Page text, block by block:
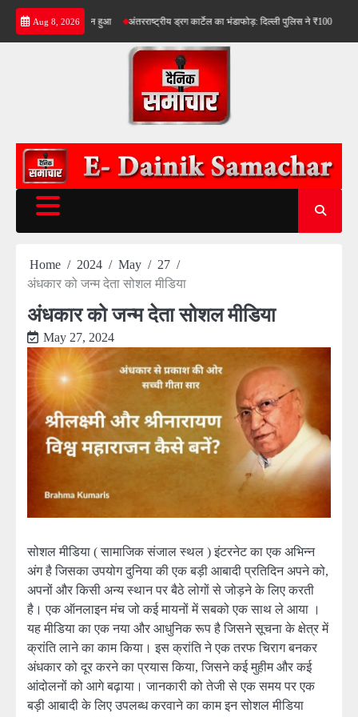
Skip
content
Aug 8, 2026
धूम धाम से आयोजन हुआ अंतरराष्ट्रीय ड्रग कार्टेल का भंडाफोड़: दिल्ली पुलिस ने ₹100 करोड़ की ड्रग्स
Home 2024 May
27
अंधकार को जन्म देता सोशल मीडिया
अंधकार को जन्म देता सोशल मीडिया
May 27, 2024
सोशल मीडिया ( सामाजिक संजाल स्थल ) इंटरनेट का एक अभिन्न
अंग है जिसका उपयोग दुनिया की एक बड़ी आबादी प्रतिदिन अपने को,
अपनों और किसी अन्य स्थान पर बैठे लोगों से जोड़ने के लिए करती
है। एक ऑनलाइन मंच जो कई मायनों में सबको एक साथ ले आया ।
यह मीडिया का एक नया और आधुनिक रूप है जिसने सूचना के क्षेत्र में
क्रांति लाने का काम किया। इस क्रांति ने एक तरफ चिराग बनकर
अंधकार को दूर करने का प्रयास किया, जिसने कई मुहीम और कई
आंदोलनों को आगे बढ़ाया। जानकारी को तेजी से एक समय पर एक
बड़ी आबादी के लिए उपलब्ध करवाने का काम इन सोशल मीडिया